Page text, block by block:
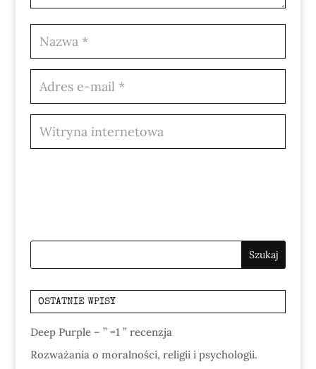
OSTATNIE WPISY
Deep Purple – ” =1 ” recenzja
Rozważania o moralności, religii i psychologii.